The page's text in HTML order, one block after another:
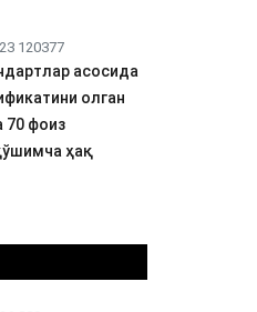
120377
асосида
олган
70 фоиз
ҳақ